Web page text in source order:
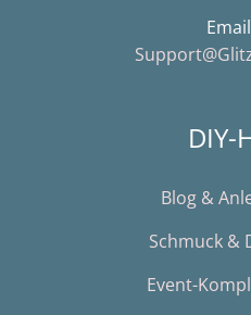
DIY-
Blog &
Schmuck &
Event-